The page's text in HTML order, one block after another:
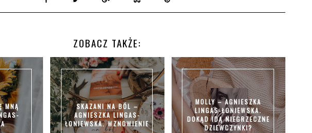
ZOBACZ TAKŻE:
MNĄ
SKAZANI NA BÓL –
AGNIESZKA LINGAS-
ŁONIEWSKA. WZNOWIENIE
MOLLY – AGNIESZKA
LINGAS-ŁONIEWSKA.
DOKĄD IDĄ NIEGRZECZNE
DZIEWCZYNKI?